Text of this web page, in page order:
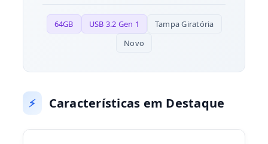
64GB USB 3.2 Gen 1
Tampa Giratória
Novo
⚡ Características em Destaque